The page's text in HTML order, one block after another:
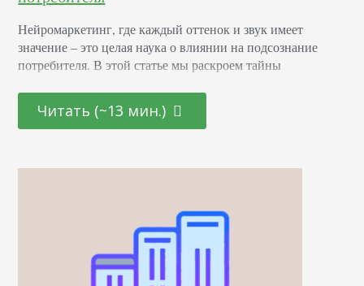
Нейромаркетинг, где каждый оттенок и звук имеет
значение – это целая наука о влиянии на подсознание
потребителя. В этой статье мы раскроем тайны
последних достижениях в области психологии и
нейронаук. От подбора цветовой палитры до создания
человеческого сознания для повышения интереса и
Читать (~13 мин.)